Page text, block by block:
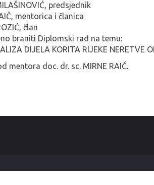
predsjednik
mentorica i članica
član
braniti Diplomski rad na temu:
DIJELA KORITA RIJEKE NERETVE
mentora doc. dr. sc. MIRNE RAIČ.